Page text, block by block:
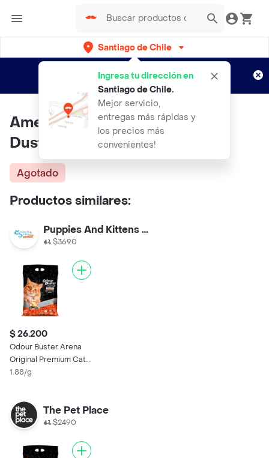
Santiago de Chile
Ingresa tu dirección en
Santiago de Chile.
Mejor servicio,
entregas más rápidas y
los precios más
convenientes!
envíos gratis por semanas
Aplican TyC
America Litter Arena Sanitaria
Dust Free 7 Kg
Agotado
Productos similares:
Puppies And Kittens Vitacura
$3690
$ 26.200
Odour Buster Arena
Original Premium Cat
Litter 14 Kg
1.88/g
The Pet Place
$2490